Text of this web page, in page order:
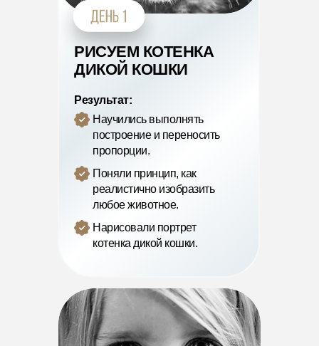
РИСУЕМ КОТЕНКА
ДИКОЙ КОШКИ
Результат:
Научились выполнять
построение и переносить
пропорции.
Поняли принцип, как
реалистично изобразить
любое животное.
Нарисовали портрет
котенка дикой кошки.